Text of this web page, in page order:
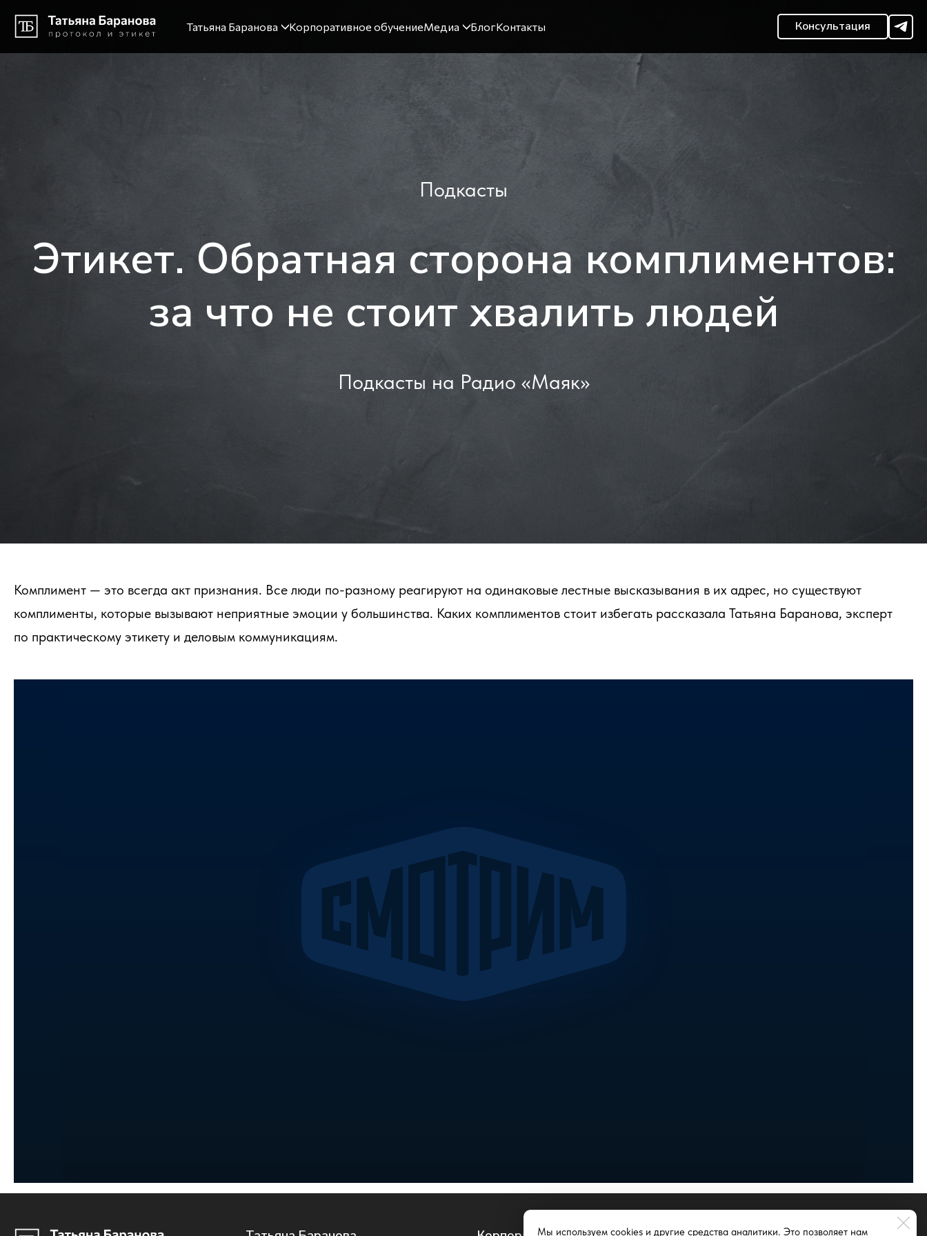
Татьяна Баранова Корпоративное обучениеМедиа БлогКонтакты Консультация
Подкасты
Этикет. Обратная сторона комплиментов:
за что не стоит хвалить людей
Подкасты на Радио «Маяк»
Комплимент — это всегда акт признания. Все люди по-разному реагируют на одинаковые лестные высказывания в их адрес, но существуют
комплименты, которые вызывают неприятные эмоции у большинства. Каких комплиментов стоит избегать рассказала Татьяна Баранова, эксперт
по практическому этикету и деловым коммуникациям.
Мы используем cookies и другие средства аналитики. Это позволяет нам